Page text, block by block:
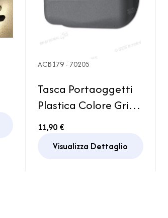
ACB179 - 70205
Tasca Portaoggetti
Plastica Colore Grigio
Pocket XL Fiamma
11,90 €
Visualizza Dettaglio